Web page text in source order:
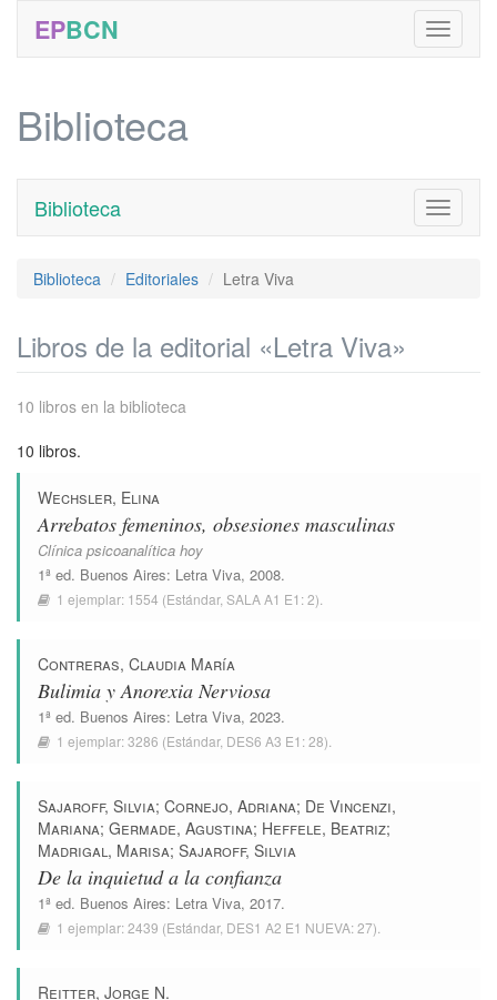
EPBCN
Biblioteca
Toggle
Biblioteca
Biblioteca Editoriales Letra Viva
Libros de la editorial «Letra Viva»
10 libros en la biblioteca
10 libros.
Wechsler, Elina
Arrebatos femeninos, obsesiones masculinas
Clínica psicoanalítica hoy
1ª ed. Buenos Aires: Letra Viva, 2008.
1 ejemplar: 1554 (Estándar, SALA A1 E1: 2).
Contreras, Claudia María
Bulimia y Anorexia Nerviosa
1ª ed. Buenos Aires: Letra Viva, 2023.
1 ejemplar:3286 (Estándar, DES6 A3 E1: 28).
Sajaroff, Silvia; Cornejo, Adriana; De Vincenzi,
Mariana; Germade, Agustina; Heffele, Beatriz;
Madrigal, Marisa; Sajaroff, Silvia
De la inquietud a la confianza
1ª ed. Buenos Aires: Letra Viva, 2017.
1 ejemplar:2439 (Estándar, DES1 A2 E1 NUEVA: 27).
Reitter, Jorge N.